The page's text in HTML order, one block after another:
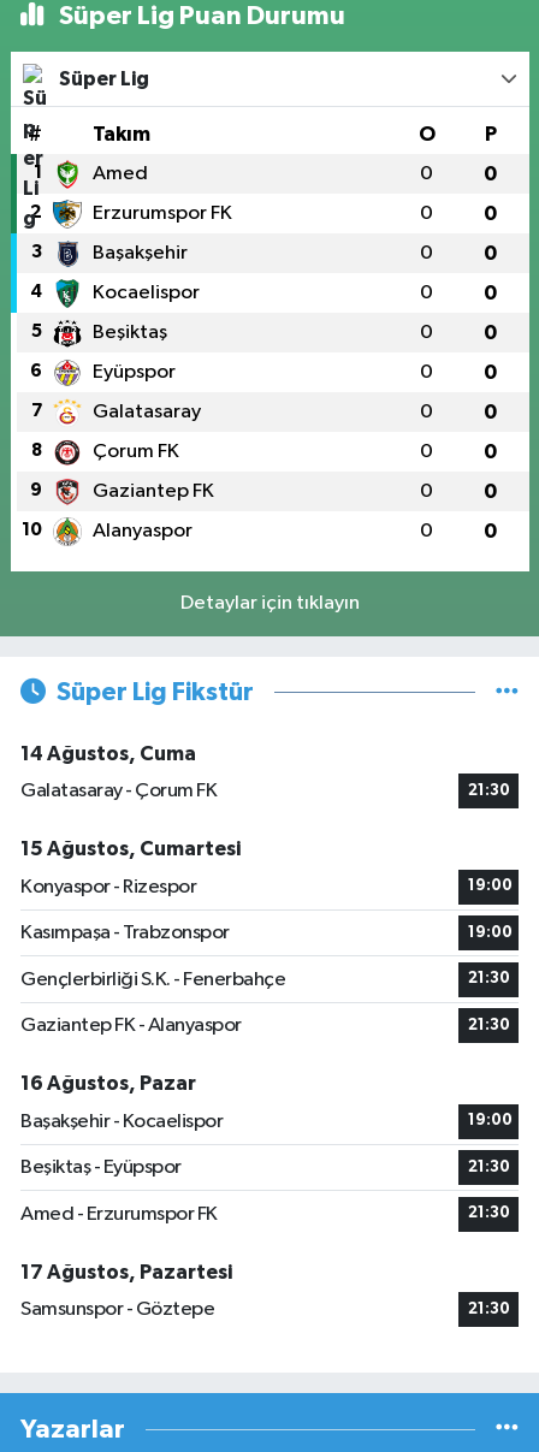
Süper Lig Puan Durumu
Süper Lig
# Takım O P
1 Amed 0 0
2 Erzurumspor FK 0 0
3 Başakşehir 0 0
4 Kocaelispor 0 0
5 Beşiktaş 0 0
6 Eyüpspor 0 0
7 Galatasaray 0 0
8 Çorum FK 0 0
9 Gaziantep FK 0 0
10 Alanyaspor 0 0
Detaylar için tıklayın
Süper Lig Fikstür
14 Ağustos, Cuma
Galatasaray - Çorum FK
21:30
15 Ağustos, Cumartesi
Konyaspor - Rizespor
19:00
Kasımpaşa - Trabzonspor 19:00
Gençlerbirliği S.K. - Fenerbahçe 21:30
Gaziantep FK - Alanyaspor 21:30
16 Ağustos, Pazar
Başakşehir - Kocaelispor
19:00
Beşiktaş - Eyüpspor 21:30
Amed - Erzurumspor FK 21:30
17 Ağustos, Pazartesi
Samsunspor - Göztepe
21:30
Yazarlar